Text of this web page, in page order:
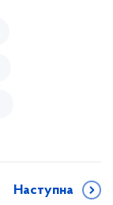
Наступна